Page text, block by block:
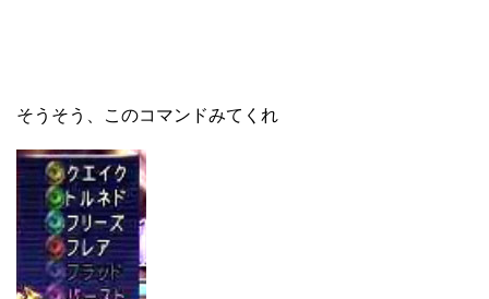
そうそう、このコマンドみてくれ